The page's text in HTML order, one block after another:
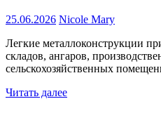
25.06.2026 Nicole Mary
Легкие металлоконструкции
складов, ангаров,
сельскохозяйственных
Читать далее